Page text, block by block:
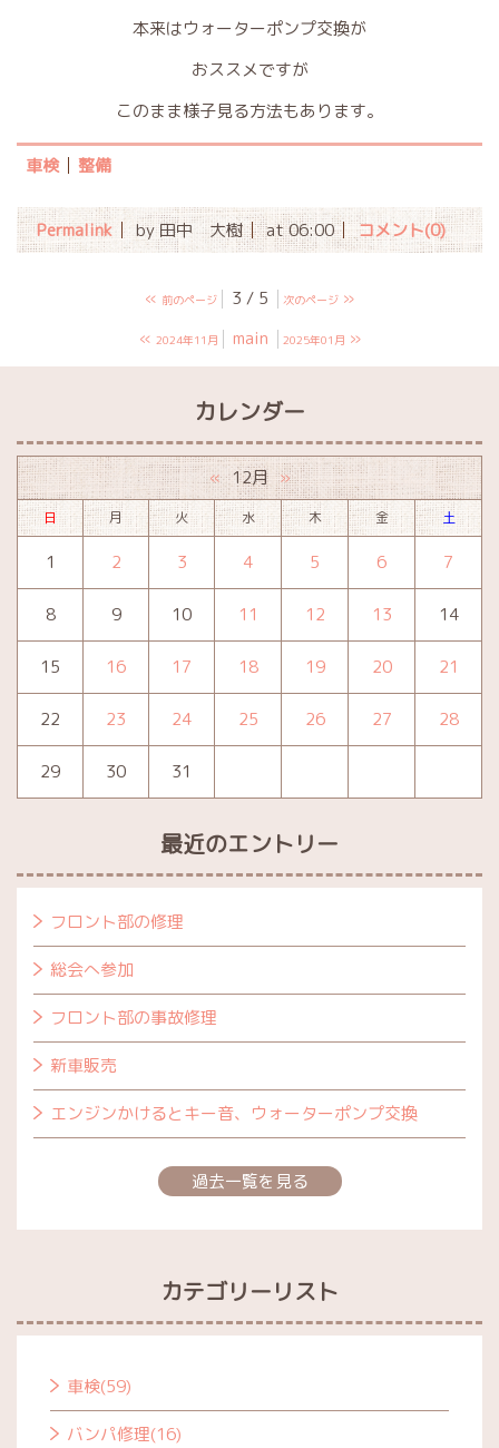
本来はウォーターポンプ交換が
おススメですが
このまま様子見る方法もあります。
車検 整備
Permalink by 田中 大樹 at 06:00 コメント(0)
« 前のページ 3 / 5 次のページ »
« 2024年11月 main 2025年01月 »
カレンダー
« 12月 »
日 月 火 水 木 金 土
1 2 3 4 5 6 7
8 9 10 11 12 13 14
15 16 17 18 19 20 21
22 23 24 25 26 27 28
29 30 31
最近のエントリー
フロント部の修理
総会へ参加
フロント部の事故修理
新車販売
エンジンかけるとキー音、ウォーターポンプ交換
過去一覧を見る
カテゴリーリスト
車検(59)
バンパ修理(16)